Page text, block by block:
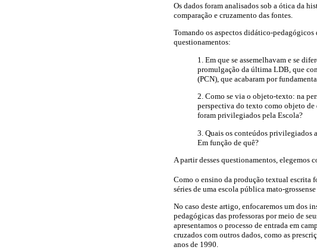
Os dados foram analisados sob a ótica da
comparação e cruzamento das fontes.
Tomando os aspectos didático-
questionamentos:
1. Em que se assemelhavam e se
promulgação da última LDB, que
(PCN), que acabaram por
2. Como se via o objeto-texto: na
perspectiva do texto como objeto de
foram privilegiados pela Escola?
3. Quais os conteúdos privilegiados
Em função de quê?
A partir desses questionamentos, elegemos
Como o ensino da produção textual escrita
séries de uma escola pública mato-
No caso deste artigo, enfocaremos um dos
pedagógicas das professoras por meio de
apresentamos o processo de entrada em
cruzados com outros dados, como as
anos de 1990.